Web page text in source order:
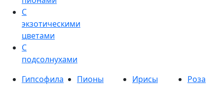
С
экзотическими
цветами
С
подсолнухами
Гипсофила Пионы Ирисы
Роза